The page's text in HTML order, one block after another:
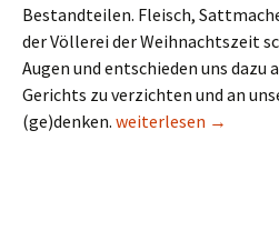
Bestandteilen. Fleisch,
der Völlerei der Weihnachtszeit
Augen und entschieden uns dazu
Gerichts zu verzichten und an
(ge)denken. Rezept der Woche:
weiterlesen →